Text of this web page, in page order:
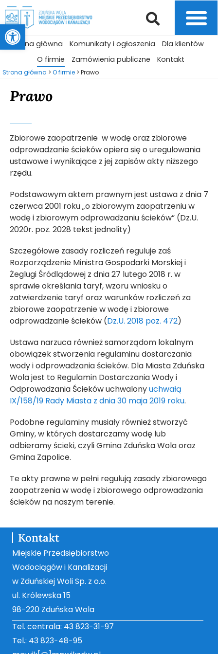
Otwórz pasek narzędzi
Strona główna Komunikaty i ogłoszenia
Dla klientów
O firmie
Zamówienia publiczne Kontakt
Strona główna > O firmie > Prawo
Prawo
Zbiorowe zaopatrzenie w wodę oraz zbiorowe
odprowadzanie ścieków opiera się o uregulowania
ustawowe i wynikające z jej zapisów akty niższego
rzędu.
Podstawowym aktem prawnym jest ustawa z dnia 7
czerwca 2001 roku „o zbiorowym zaopatrzeniu w
wodę i zbiorowym odprowadzaniu ścieków” (Dz.U.
2020r. poz. 2028 tekst jednolity)
Szczegółowe zasady rozliczeń reguluje zaś
Rozporządzenie Ministra Gospodarki Morskiej i
Żeglugi Śródlądowej z dnia 27 lutego 2018 r. w
sprawie określania taryf, wzoru wniosku o
zatwierdzenie taryf oraz warunków rozliczeń za
zbiorowe zaopatrzenie w wodę i zbiorowe
odprowadzanie ścieków (Dz.U. 2018 poz. 472)
Ustawa narzuca również samorządom lokalnym
obowiązek stworzenia regulaminu dostarczania
wody i odprowadzania ścieków. Dla Miasta Zduńska
Wola jest to Regulamin Dostarczania Wody i
Odprowadzania Ścieków uchwalonyuchwałą
IX/158/19 Rady Miasta z dnia 30 maja 2019 roku.
Podobne regulaminy musiały również stworzyć
Gminy, w których dostarczamy wodę lub
odbieramy ścieki, czyli Gmina Zduńska Wola oraz
Gmina Zapolice.
Te akty prawne w pełni regulują zasady zbiorowego
zaopatrzenia w wodę i zbiorowego odprowadzania
ścieków na naszym terenie.
Kontakt
Miejskie Przedsiębiorstwo
Wodociągów i Kanalizacji
w Zduńskiej Woli Sp. z o.o.
ul. Królewska 15
98-220 Zduńska Wola
Tel. centrala: 43 823-31-97
Tel.: 43 823-48-95